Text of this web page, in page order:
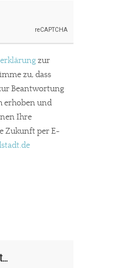
zur
zu, dass
Beantwortung
erhoben und
Ihre
Zukunft per E-